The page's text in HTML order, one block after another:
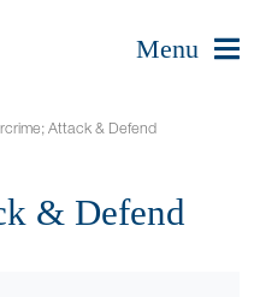
Menu
Attack & Defend
& Defend